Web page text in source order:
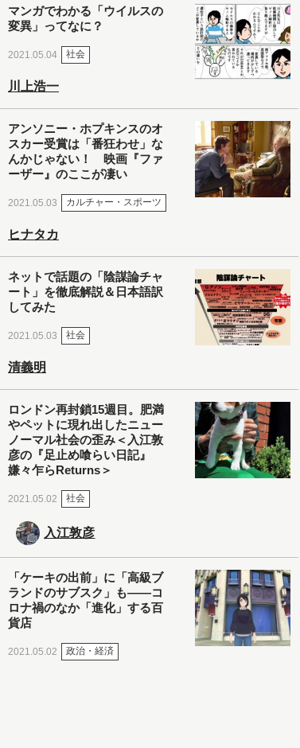
マンガでわかる「ウイルスの
変異」ってなに？
2021.05.04 社会
川上浩一
アンソニー・ホプキンスのオ
スカー受賞は「番狂わせ」な
んかじゃない！ 映画『ファ
ーザー』のここが凄い
2021.05.03 カルチャー・スポーツ
ヒナタカ
ネットで話題の「陰謀論チャ
ート」を徹底解説＆日本語訳
してみた
2021.05.03 社会
清義明
ロンドン再封鎖15週目。肥満
やペットに現れ出したニュー
ノーマル社会の歪み＜入江敦
彦の『足止め喰らい日記』
嫌々乍らReturns＞
2021.05.02 社会
入江敦彦
「ケーキの出前」に「高級ブ
ランドのサブスク」も――コ
ロナ禍のなか「進化」する百
貨店
2021.05.02 政治・経済